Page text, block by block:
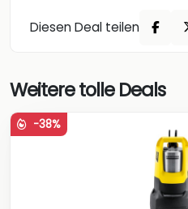
Diesen Deal teilen
Weitere tolle Deals
-38%